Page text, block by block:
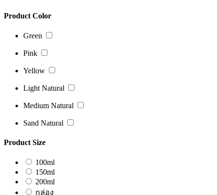
Product Color
Green
Pink
Yellow
Light Natural
Medium Natural
Sand Natural
Product Size
100ml
150ml
200ml
กล่อง